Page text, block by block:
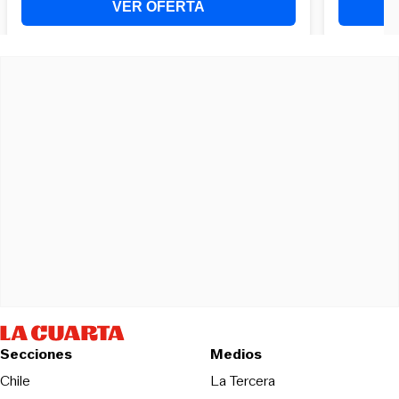
Secciones
Chile
Medios
La TerceraOpens in new